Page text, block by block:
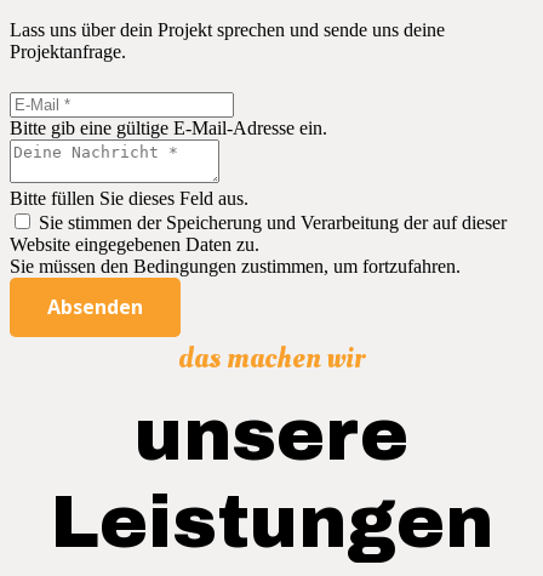
Lass uns über dein Projekt sprechen und sende uns deine
Projektanfrage.
Bitte gib eine gültige E-Mail-Adresse ein.
Bitte füllen Sie dieses Feld aus.
Sie stimmen der Speicherung und Verarbeitung der auf dieser
Website eingegebenen Daten zu.
Sie müssen den Bedingungen zustimmen, um fortzufahren.
Absenden
das machen wir
unsere
Leistungen